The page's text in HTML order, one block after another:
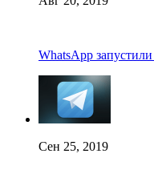
WhatsApp
Сен 25, 2019